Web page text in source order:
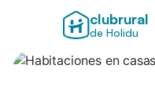
clubrural
de Holidu